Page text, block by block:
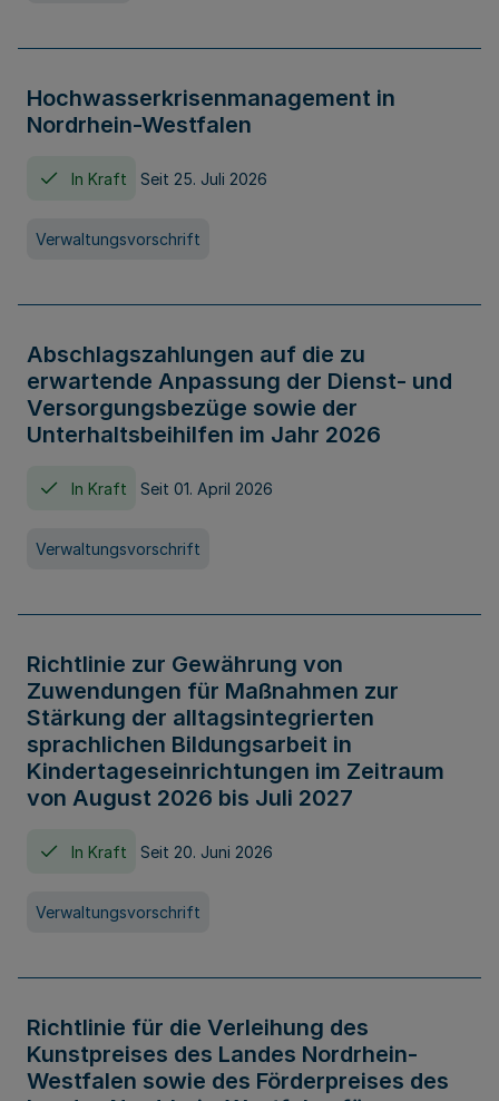
Hochwasserkrisenmanagement in
Nordrhein-Westfalen
In Kraft Seit 25. Juli 2026
Verwaltungsvorschrift
Abschlagszahlungen auf die zu
erwartende Anpassung der Dienst- und
Versorgungsbezüge sowie der
Unterhaltsbeihilfen im Jahr 2026
In Kraft Seit 01. April 2026
Verwaltungsvorschrift
Richtlinie zur Gewährung von
Zuwendungen für Maßnahmen zur
Stärkung der alltagsintegrierten
sprachlichen Bildungsarbeit in
Kindertageseinrichtungen im Zeitraum
von August 2026 bis Juli 2027
In Kraft Seit 20. Juni 2026
Verwaltungsvorschrift
Richtlinie für die Verleihung des
Kunstpreises des Landes Nordrhein-
Westfalen sowie des Förderpreises des